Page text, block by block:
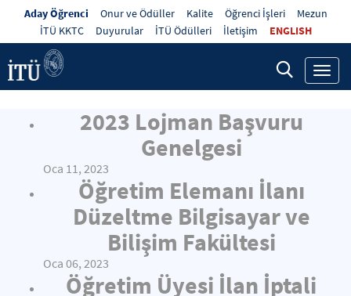
Aday Öğrenci Onur ve Ödüller Kalite Öğrenci İşleri
Mezun
İTÜ KKTC
Duyurular İTÜ Ödülleri İletişim ENGLISH
2023 Lojman Başvuru
Genelgesi
Oca 11, 2023
Öğretim Elemanı İlanı
Düzeltme Bilgisayar ve
Bilişim Fakültesi
Oca 06, 2023
Öğretim Üyesi İlan İptali